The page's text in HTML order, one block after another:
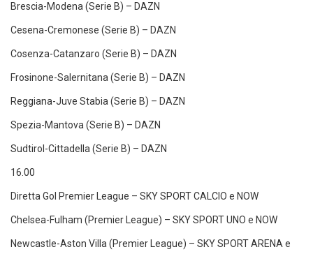
Brescia-Modena (Serie B) – DAZN
Cesena-Cremonese (Serie B) – DAZN
Cosenza-Catanzaro (Serie B) – DAZN
Frosinone-Salernitana (Serie B) – DAZN
Reggiana-Juve Stabia (Serie B) – DAZN
Spezia-Mantova (Serie B) – DAZN
Sudtirol-Cittadella (Serie B) – DAZN
16.00
Diretta Gol Premier League – SKY SPORT CALCIO e NOW
Chelsea-Fulham (Premier League) – SKY SPORT UNO e NOW
Newcastle-Aston Villa (Premier League) – SKY SPORT ARENA e